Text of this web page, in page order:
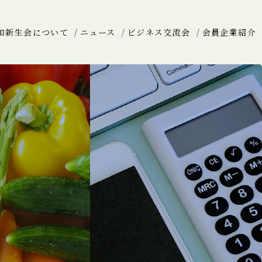
新生会について ニュース ビジネス交流会 会員企業紹介